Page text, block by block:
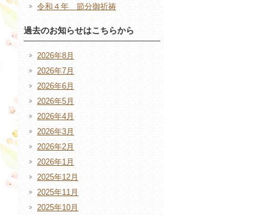
令和４年 節分御祈祷
過去のお知らせはこちらから
2026年8月
2026年7月
2026年6月
2026年5月
2026年4月
2026年3月
2026年2月
2026年1月
2025年12月
2025年11月
2025年10月